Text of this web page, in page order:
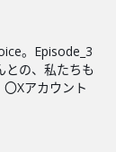
。Episode_3
との、私たちも
Xアカウント